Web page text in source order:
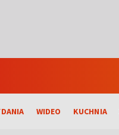
WIDEO KUCHNIA